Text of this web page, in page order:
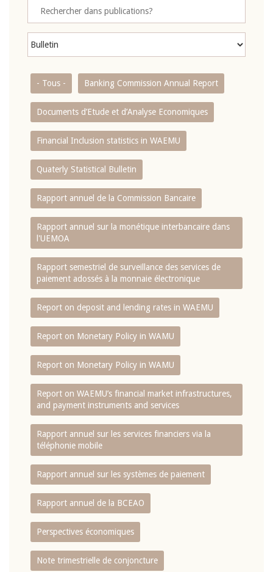
- Tous - Banking Commission Annual Report
Documents d’Etude et d’Analyse Economiques
Financial Inclusion statistics in WAEMU
Quaterly Statistical Bulletin
Rapport annuel de la Commission Bancaire
Rapport annuel sur la monétique interbancaire dans
l'UEMOA
Rapport semestriel de surveillance des services de
paiement adossés à la monnaie électronique
Report on deposit and lending rates in WAEMU
Report on Monetary Policy in WAMU
Report on Monetary Policy in WAMU
Report on WAEMU’s financial market infrastructures,
and payment instruments and services
Rapport annuel sur les services financiers via la
téléphonie mobile
Rapport annuel sur les systèmes de paiement
Rapport annuel de la BCEAO
Perspectives économiques
Note trimestrielle de conjoncture